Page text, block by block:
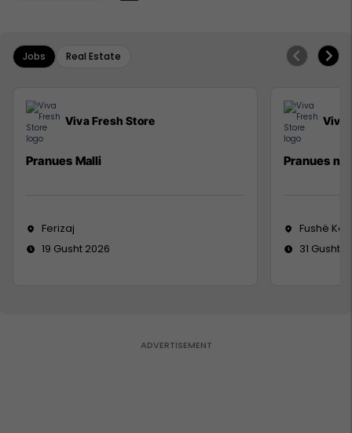
Jobs Real Estate
Viva Fresh Store
Pranues Malli
Ferizaj
19 Gusht 2026
Viva
Pranues
Fushë
31 Gusht